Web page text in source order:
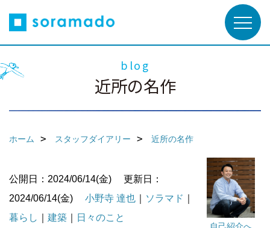
blog
近所の名作
ホーム スタッフダイアリー 近所の名作
公開日：2024/06/14(金)
更新日：
2024/06/14(金)
小野寺 達也 ソラマド
暮らし
建築 日々のこと